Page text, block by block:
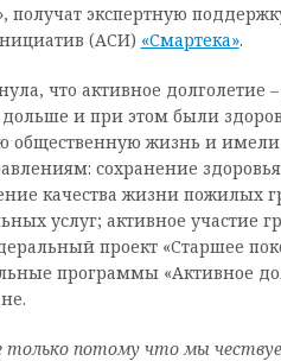
получат экспертную
(АСИ) «Смартека».
что активное долголетие
и при этом были
общественную жизнь и
сохранение
качества жизни пожилых
услуг; активное участие
проект «Старшее
программы «Активное
только потому что мы